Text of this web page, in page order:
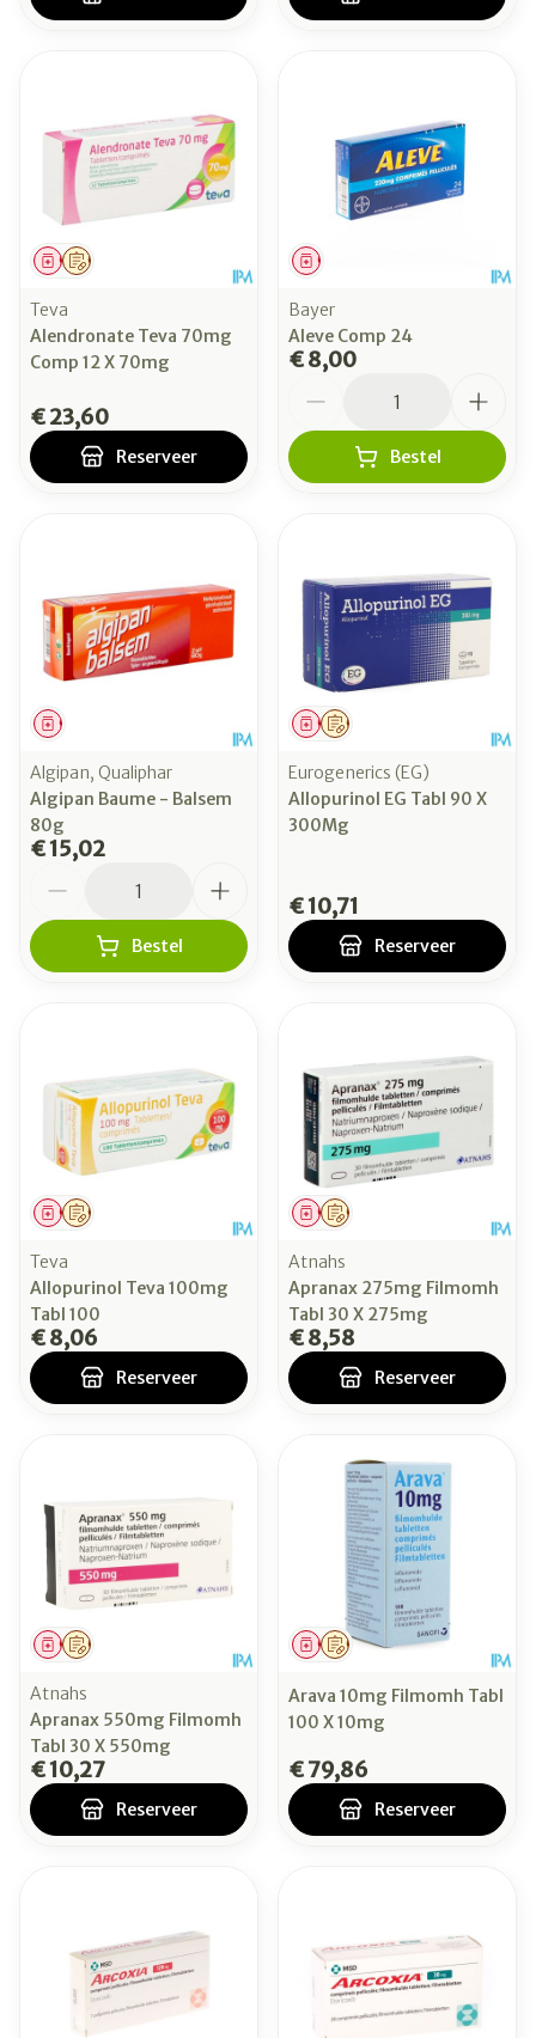
Op voorschrift
Geneesmiddel
Teva
Alendronate Teva 70mg
Comp 12 X 70mg
€ 23,60
Reserveer
Geneesmiddel
Bayer
Aleve Comp 24
€ 8,00
Bestel
Geneesmiddel
Algipan, Qualiphar
Algipan Baume - Balsem
80g
€ 15,02
Bestel
Op voorschrift
Geneesmiddel
Eurogenerics (EG)
Allopurinol EG Tabl 90 X
300Mg
€ 10,71
Reserveer
Op voorschrift
Geneesmiddel
Teva
Allopurinol Teva 100mg
Tabl 100
€ 8,06
Reserveer
Op voorschrift
Geneesmiddel
Atnahs
Apranax 275mg Filmomh
Tabl 30 X 275mg
€ 8,58
Reserveer
Op voorschrift
Geneesmiddel
Atnahs
Apranax 550mg Filmomh
Tabl 30 X 550mg
€ 10,27
Reserveer
Op voorschrift
Geneesmiddel
Arava 10mg Filmomh Tabl
100 X 10mg
€ 79,86
Reserveer